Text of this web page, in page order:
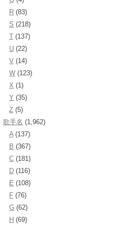
R (83)
S (218)
T (137)
U (22)
V (14)
W (123)
X (1)
Y (35)
Z (5)
歌手名 (1,962)
A(137)
B (367)
C (181)
D (116)
E (108)
F (76)
G (62)
H (69)